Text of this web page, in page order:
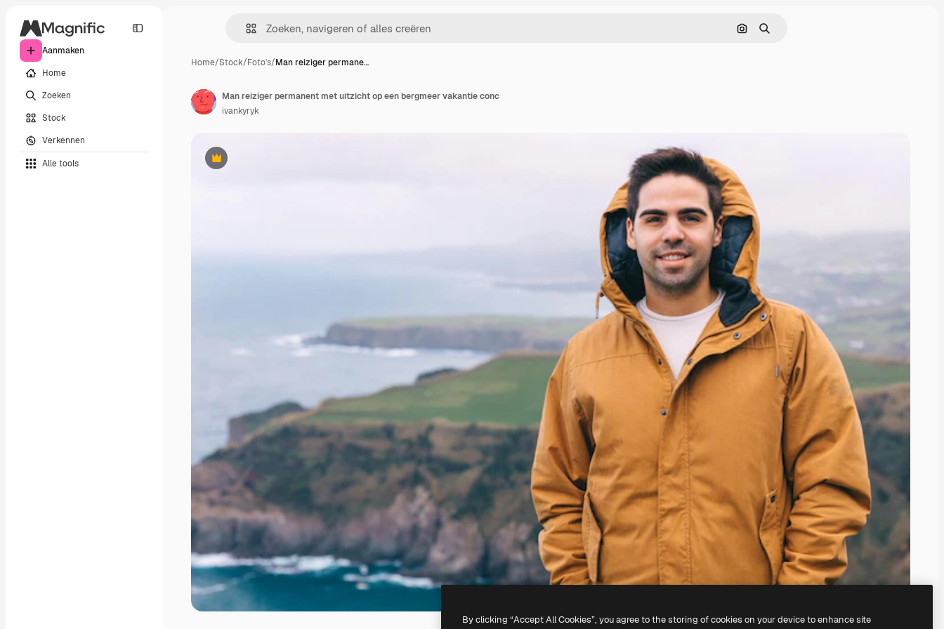
Aanmaken
Home
Zoeken
Stock
Verkennen
Alle tools
Zoeken op afbeelding
Zoeken
Home/Stock/Foto's/Man reiziger permane…
Premium
Man reiziger permanent met uitzicht op een bergmeer vakantie conc
ivankyryk
By clicking “Accept All Cookies”, you agree to the storing of cookies on your device to enhance site